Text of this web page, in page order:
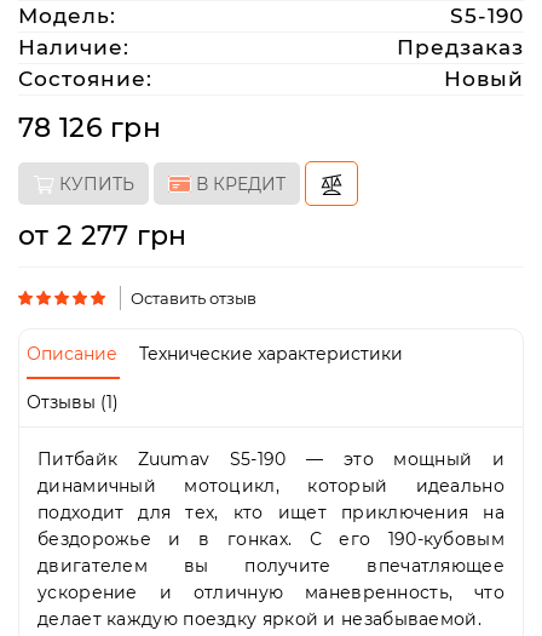
(063)
212
08
76
artmoto.info@gmail.com
Режим
работы:
Пт
-
19:00
Сб
10:00
19:00
Вс
-
выходной
Модель:
S5-190
Наличие:
Предзаказ
Состояние:
Новый
78 126 грн
КУПИТЬ В КРЕДИТ
от 2 277 грн
Оставить отзыв
Описание Технические характеристики
Отзывы (1)
Питбайк Zuumav S5-190 — это мощный и
динамичный мотоцикл, который идеально
подходит для тех, кто ищет приключения на
бездорожье и в гонках. С его 190-кубовым
двигателем вы получите впечатляющее
ускорение и отличную маневренность, что
делает каждую поездку яркой и незабываемой.